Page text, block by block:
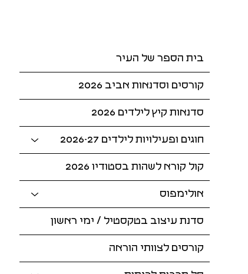
בית הספר של העיר
קורסים וסדנאות אביב 2026
סדנאות קיץ לילדים 2026
חוגים ופעילויות לילדים 2026-27
קול קורא לשהות בסטודיו 2026
אולימפוס
סדנת עיצוב בטקסטיל / ימי ראשון
קורסים לצוותי הוראה